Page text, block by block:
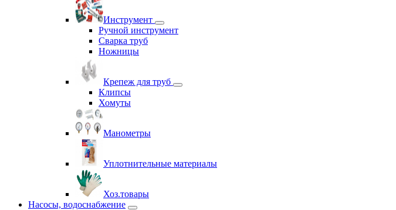
Инструмент
Ручной инструмент
Сварка труб
Ножницы
Крепеж для труб
Клипсы
Хомуты
Манометры
Уплотнительные материалы
Хоз.товары
Насосы, водоснабжение